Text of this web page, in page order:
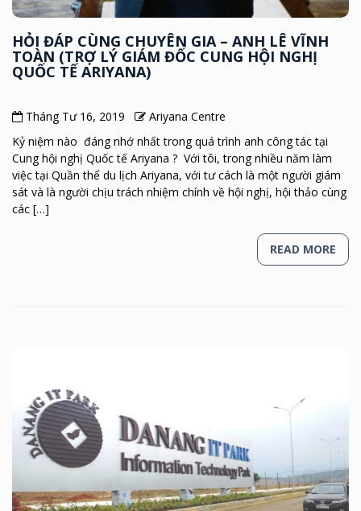
HỎI ĐÁP CÙNG CHUYÊN GIA – ANH LÊ VĨNH
TOÀN (TRỢ LÝ GIÁM ĐỐC CUNG HỘI NGHỊ
QUỐC TẾ ARIYANA)
Tháng Tư 16, 2019
Ariyana Centre
Kỷ niệm nào đáng nhớ nhất trong quá trình anh công tác tại
Cung hội nghị Quốc tế Ariyana ? Với tôi, trong nhiều năm làm
việc tại Quần thể du lịch Ariyana, với tư cách là một người giám
sát và là người chịu trách nhiệm chính về hội nghị, hội thảo cùng
các […]
READ MORE